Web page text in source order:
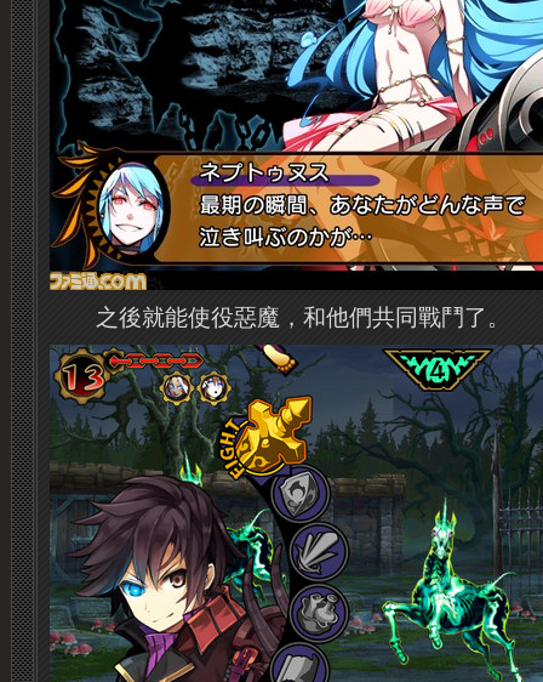
之後就能使役惡魔，和他們共同戰鬥了。